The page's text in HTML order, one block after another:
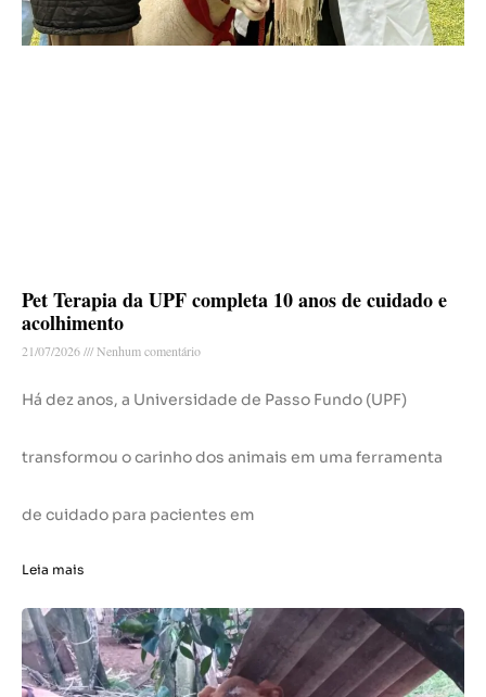
Pet Terapia da UPF completa 10 anos de cuidado e
acolhimento
21/07/2026 Nenhum comentário
Há dez anos, a Universidade de Passo Fundo (UPF)
transformou o carinho dos animais em uma ferramenta
de cuidado para pacientes em
Leia mais